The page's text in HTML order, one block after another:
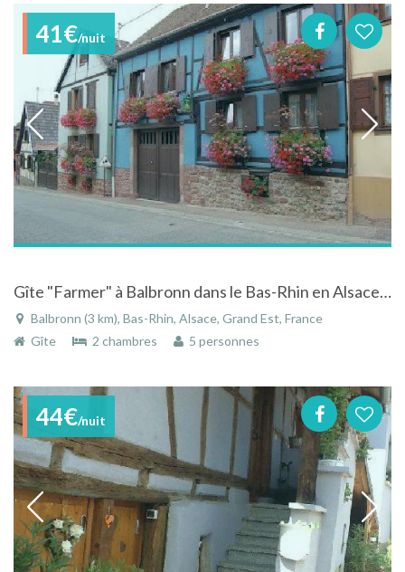
41€/nuit
Gîte "Farmer" à Balbronn dans le Bas-Rhin en Alsace au calme et sans vis à vis
Balbronn (3 km), Bas-Rhin, Alsace, Grand Est, France
Gîte
2 chambres 5 personnes
44€/nuit